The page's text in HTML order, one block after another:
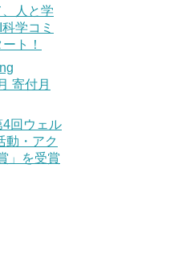
人と学
学コミ
ト！
寄付月
4回ウェル
動・アク
」を受賞